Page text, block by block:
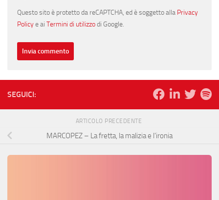
Questo sito è protetto da reCAPTCHA, ed è soggetto alla Privacy
Policye ai Termini di utilizzodi Google.
SEGUICI:
ARTICOLO PRECEDENTE
MARCOPEZ – La fretta, la malizia e l’ironia